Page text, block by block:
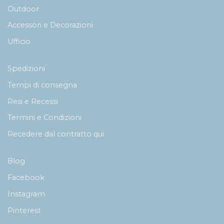
Outdoor
Accessori e Decorazioni
Ufficio
Spedizioni
Tempi di consegna
Resi e Recessi
Termini e Condizioni
Recedere dal contratto qui
Blog
Facebook
Instagram
Pinterest